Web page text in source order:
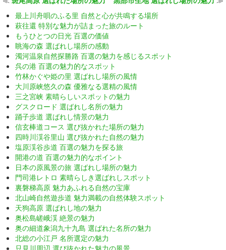
最上川舟唄のふる里 自然と心が共鳴する場所
萩往還 特別な魅力が詰まった旅のルート
もうひとつの日光 百選の価値
眺海の森 選ばれし場所の感動
濁河温泉自然探勝路 百選の魅力を感じるスポット
呉の港 百選の魅力的なスポット
竹林かぐや姫の里 選ばれし場所の風情
大川原峡悠久の森 優雅なる選精の風情
三之宮峡 素晴らしいスポットの魅力
グスクロード 選ばれし名所の魅力
踊子歩道 選ばれし情景の魅力
信玄棒道コース 選び抜かれた場所の魅力
四時川渓谷里山 選び抜かれた自然の魅力
塩原渓谷歩道 百選の魅力を探る旅
開港の道 百選の魅力的なポイント
日本の原風景の旅 選ばれし場所の魅力
門司港レトロ 素晴らしき選ばれしスポット
裏磐梯高原 魅力あふれる自然の宝庫
北山崎自然遊歩道 魅力満載の自然体験スポット
天狗高原 選ばれし地の魅力
奥松島嵯峨渓 絶景の魅力
奥の細道象潟九十九島 選ばれた名所の魅力
北総の小江戸 名所選定の魅力
只見川周辺 選び抜かれた魅力の風景